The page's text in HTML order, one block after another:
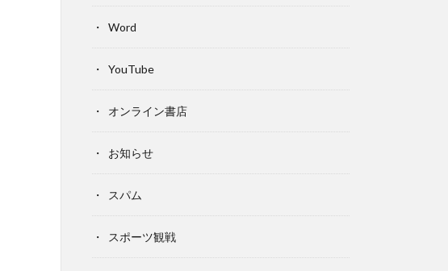
Word
YouTube
オンライン書店
お知らせ
スパム
スポーツ観戦